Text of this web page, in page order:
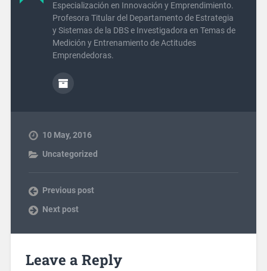
Especialización en Innovación y Emprendimiento.
Profesora Titular del Departamento de Estrategia
y Sistemas de la DBS e Investigadora en Temas de
Medición y Entrenamiento de Actitudes
Emprendedoras.
10 May, 2016
Uncategorized
Previous post
Next post
Leave a Reply